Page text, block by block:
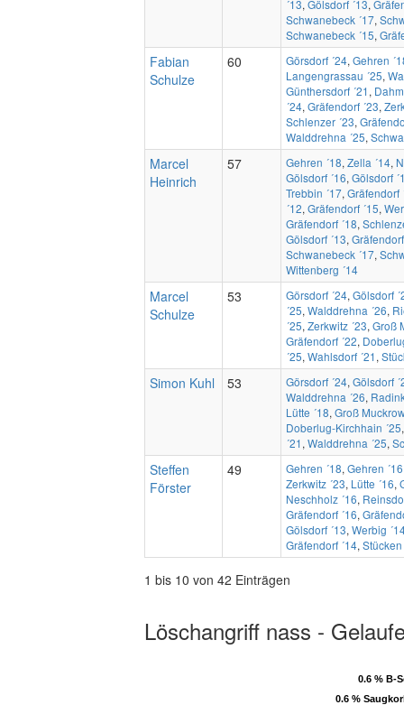
´13, Gölsdorf ´13,
Schwanebeck ´17,
Schwanebeck ´15,
Fabian
Schulze
60 Görsdorf ´24, Gehren
Langengrassau ´25,
Günthersdorf ´21 ,
´24, Gräfendorf ´23,
Schlenzer ´23,
Walddrehna ´25,
Marcel
Heinrich
57 Gehren ´18, Zella ´14,
Gölsdorf ´16, Gölsdorf
Trebbin ´17, Gräfendorf
´12, Gräfendorf ´15,
Gräfendorf ´18,
Gölsdorf ´13,
Schwanebeck ´17,
Wittenberg ´14
Marcel
Schulze
53 Görsdorf ´24, Gölsdorf
´25, Walddrehna ´26,
´25, Zerkwitz ´23, Groß
Gräfendorf ´22,
´25, Wahlsdorf ´21 ,
Simon Kuhl 53 Görsdorf ´24, Gölsdorf
Walddrehna ´26,
Lütte ´18, Groß
Doberlug-Kirchhain ´25
´21 , Walddrehna ´25,
Steffen
Förster
49 Gehren ´18, Gehren ´16
Zerkwitz ´23, Lütte ´16,
Neschholz ´16,
Gräfendorf ´16,
Gölsdorf ´13, Werbig
Gräfendorf ´14, Stücken
1 bis 10 von 42 Einträgen
Löschangriff nass -
0.6 %
0.6 %
0.6 % B-
0.6 % B-